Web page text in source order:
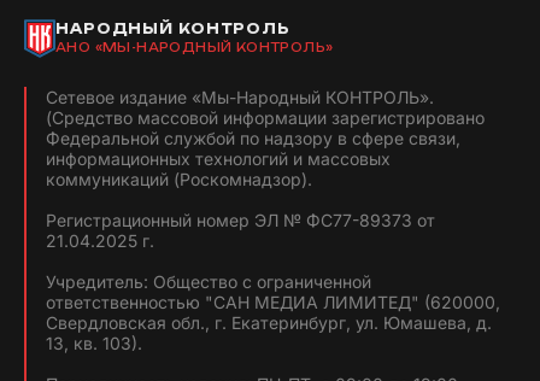
НАРОДНЫЙ КОНТРОЛЬ
АНО «МЫ-НАРОДНЫЙ КОНТРОЛЬ»
Сетевое издание «Мы-Народный КОНТРОЛЬ».
(Средство массовой информации зарегистрировано
Федеральной службой по надзору в сфере связи,
информационных технологий и массовых
коммуникаций (Роскомнадзор).
Регистрационный номер ЭЛ № ФС77-89373 от
21.04.2025 г.
Учредитель: Общество с ограниченной
ответственностью "САН МЕДИА ЛИМИТЕД" (620000,
Свердловская обл., г. Екатеринбург, ул. Юмашева, д.
13, кв. 103).